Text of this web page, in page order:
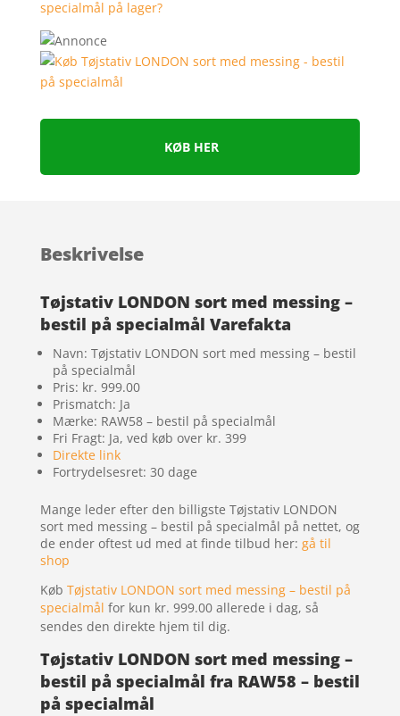
KØB HER
Beskrivelse
Tøjstativ LONDON sort med messing –
bestil på specialmål Varefakta
Navn: Tøjstativ LONDON sort med messing – bestil
på specialmål
Pris: kr. 999.00
Prismatch: Ja
Mærke: RAW58 – bestil på specialmål
Fri Fragt: Ja, ved køb over kr. 399
Direkte link
Fortrydelsesret: 30 dage
Mange leder efter den billigste Tøjstativ LONDON
sort med messing – bestil på specialmål på nettet, og
de ender oftest ud med at finde tilbud her: gå til
shop
Køb Tøjstativ LONDON sort med messing – bestil på
specialmål for kun kr. 999.00 allerede i dag, så
sendes den direkte hjem til dig.
Tøjstativ LONDON sort med messing –
bestil på specialmål fra RAW58 – bestil
på specialmål